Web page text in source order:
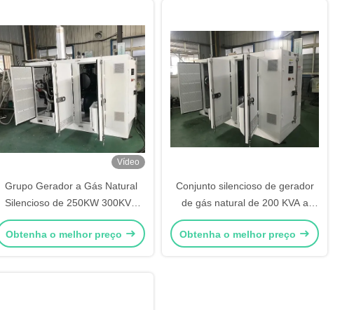
Vídeo
Grupo Gerador a Gás Natural
Silencioso de 250KW 300KVA
com Turbo para Backup
Obtenha o melhor preço
Conjunto silencioso de gerador
de gás natural de 200 KVA a
1800 RPM
Obtenha o melhor preço